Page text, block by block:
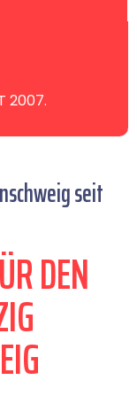
2007.
seit
DEN